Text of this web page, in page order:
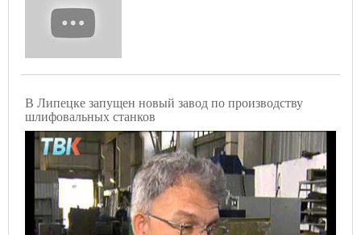
В Липецке запущен новый завод по производству
шлифовальных станков